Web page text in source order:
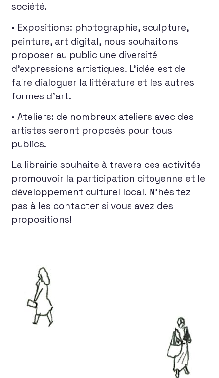
société.
• Expositions: photographie, sculpture,
peinture, art digital, nous souhaitons
proposer au public une diversité
d’expressions artistiques. L’idée est de
faire dialoguer la littérature et les autres
formes d’art.
• Ateliers: de nombreux ateliers avec des
artistes seront proposés pour tous
publics.
La librairie souhaite à travers ces activités
promouvoir la participation citoyenne et le
développement culturel local. N’hésitez
pas à les contacter si vous avez des
propositions!